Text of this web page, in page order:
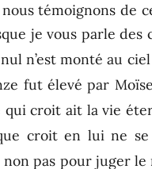
nous témoignons de
je vous parle
n’est monté au
fut élevé par
qui croit ait la vie
croit en lui ne
non pas pour juger le